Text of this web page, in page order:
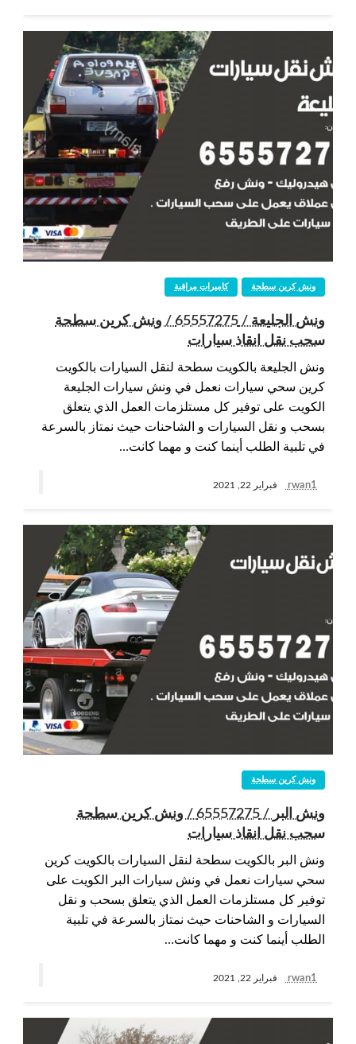
كاميرات مراقبة ونش كرين سطحة
ونش الجليعة / 65557275 / ونش كرين سطحة
سحب نقل انقاذ سيارات
ونش الجليعة بالكويت سطحة لنقل السيارات بالكويت
كرين سحي سيارات نعمل في ونش سيارات الجليعة
الكويت على توفير كل مستلزمات العمل الذي يتعلق
بسحب و نقل السيارات و الشاحنات حيث نمتاز بالسرعة
في تلبية الطلب أينما كنت و مهما كانت…
rwan1 فبراير 22, 2021
ونش كرين سطحة
ونش البر / 65557275 / ونش كرين سطحة
سحب نقل انقاذ سيارات
ونش البر بالكويت سطحة لنقل السيارات بالكويت كرين
سحي سيارات نعمل في ونش سيارات البر الكويت على
توفير كل مستلزمات العمل الذي يتعلق بسحب و نقل
السيارات و الشاحنات حيث نمتاز بالسرعة في تلبية
الطلب أينما كنت و مهما كانت…
rwan1 فبراير 22, 2021